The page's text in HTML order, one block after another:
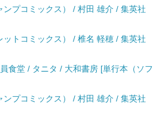
プコミックス） / 村田 雄介 / 集英社
トコミックス） / 椎名 軽穂 / 集英社
食堂 / タニタ / 大和書房 [単行本（ソフ
プコミックス） / 村田 雄介 / 集英社